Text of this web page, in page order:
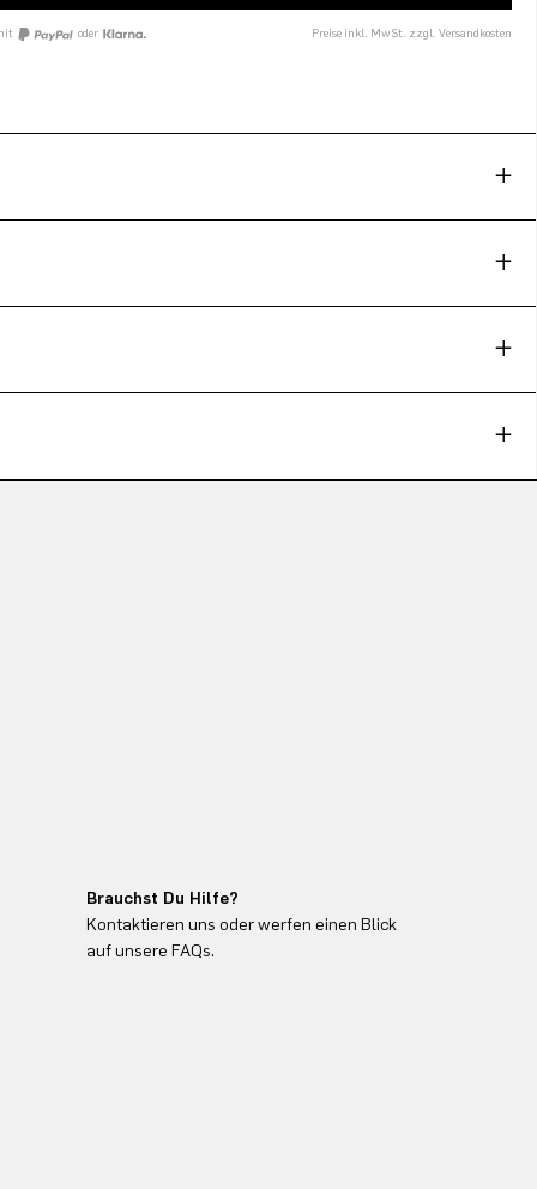
oder Preise inkl. MwSt. zzgl. Versandkosten
Brauchst Du Hilfe?
Kontaktieren uns oder werfen einen Blick
auf unsere FAQs.